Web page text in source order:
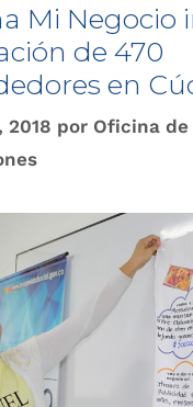
Mi Negocio
de 470
en
2018 por Oficina de